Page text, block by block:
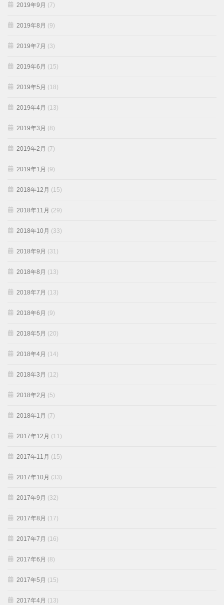
2019年9月 (7)
2019年8月 (9)
2019年7月 (3)
2019年6月 (15)
2019年5月 (18)
2019年4月 (13)
2019年3月 (8)
2019年2月 (7)
2019年1月 (9)
2018年12月 (15)
2018年11月 (29)
2018年10月 (33)
2018年9月 (31)
2018年8月 (13)
2018年7月 (13)
2018年6月 (9)
2018年5月 (20)
2018年4月 (14)
2018年3月 (12)
2018年2月 (5)
2018年1月 (7)
2017年12月 (11)
2017年11月 (15)
2017年10月 (33)
2017年9月 (32)
2017年8月 (17)
2017年7月 (16)
2017年6月 (8)
2017年5月 (15)
2017年4月 (13)